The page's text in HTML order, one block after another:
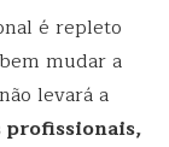
é repleto
mudar a
levará a
profissionais,